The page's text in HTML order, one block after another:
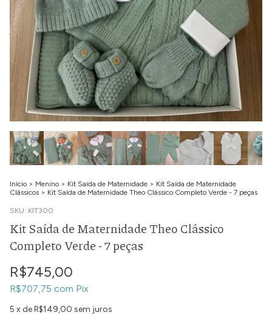
Início > Menino > Kit Saída de Maternidade > Kit Saída de Maternidade
Clássicos > Kit Saída de Maternidade Theo Clássico Completo Verde - 7 peças
SKU: KIT300
Kit Saída de Maternidade Theo Clássico
Completo Verde - 7 peças
R$745,00
R$707,75 com Pix
5 x deR$149,00 sem juros